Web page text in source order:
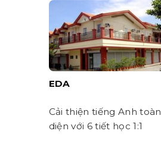
EDA
Cải thiện tiếng Anh toàn
diện với 6 tiết học 1:1